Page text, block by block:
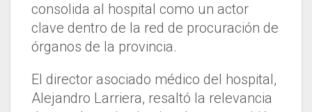
consolida al hospital como un actor
clave dentro de la red de procuración de
órganos de la provincia.
El director asociado médico del hospital,
Alejandro Larriera, resaltó la relevancia